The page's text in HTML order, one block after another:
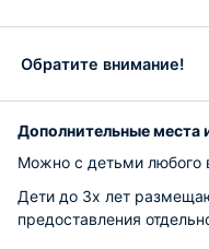
Обратите внимание!
Дополнительные места
Можно с детьми любого
Дети до 3х лет
предоставления